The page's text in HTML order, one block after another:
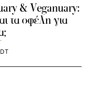
& Veganuary:
τα οφέλη για